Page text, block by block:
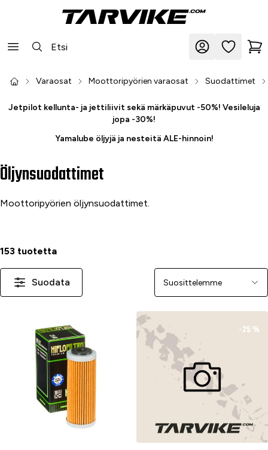
Varaosat Moottoripyörien varaosat Suodattimet
Jetpilot kellunta- ja jettiliivit sekä märkäpuvut -50%! Vesileluja
jopa -30%!
Yamalube öljyjä ja nesteitä ALE-hinnoin!
Öljynsuodattimet
Moottoripyörien öljynsuodattimet.
153 tuotetta
Suodata Järjestä
-25 %